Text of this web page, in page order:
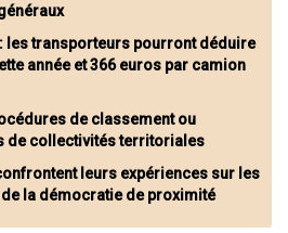
les transporteurs pourront déduire
année et 366 euros par camion
de classement ou
de collectivités territoriales
leurs expériences sur les
la démocratie de proximité